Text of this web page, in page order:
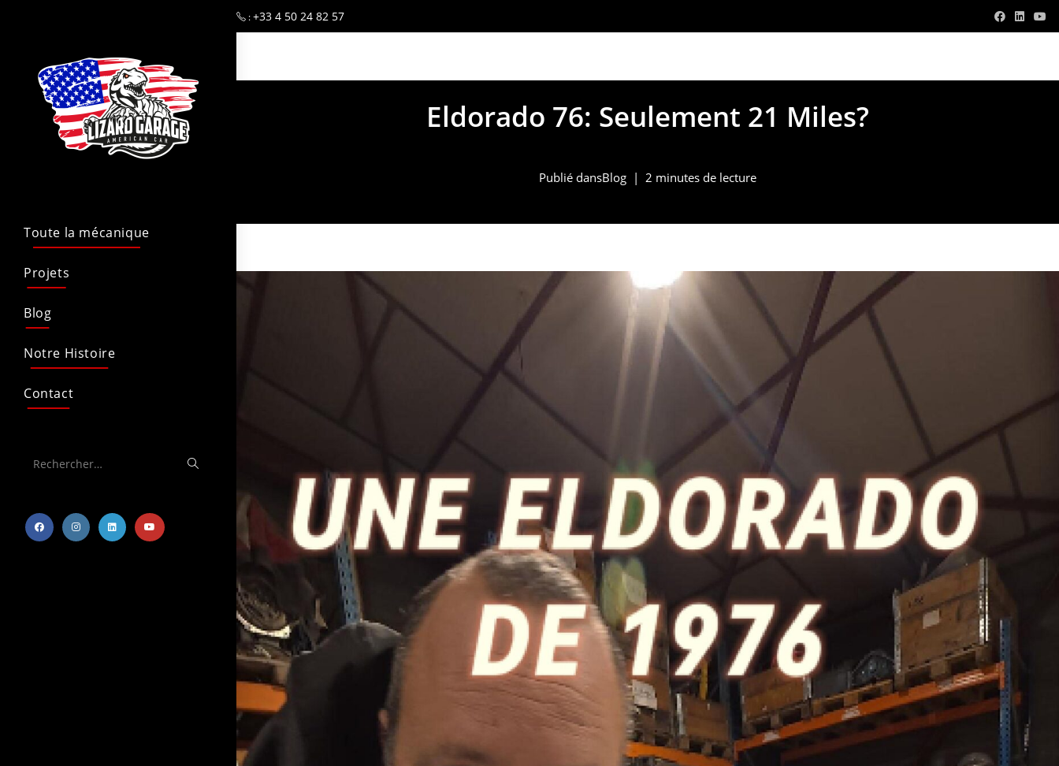
:+33 4 50 24 82 57
Toute la mécanique
Projets
Blog
Notre Histoire
Contact
Rechercher…
Eldorado 76: Seulement 21 Miles?
Publié dansBlog 2 minutes de lecture